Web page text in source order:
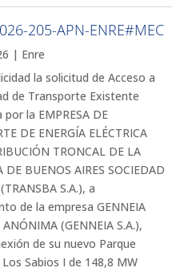
205-APN-ENRE#MEC
| Enre
la solicitud de Acceso a
de Transporte Existente
la EMPRESA DE
DE ENERGÍA ELÉCTRICA
TRONCAL DE LA
DE BUENOS AIRES SOCIEDAD
S.A.), a
de la empresa GENNEIA
(GENNEIA S.A.),
de su nuevo Parque
Los Sabios I de 148,8 MW